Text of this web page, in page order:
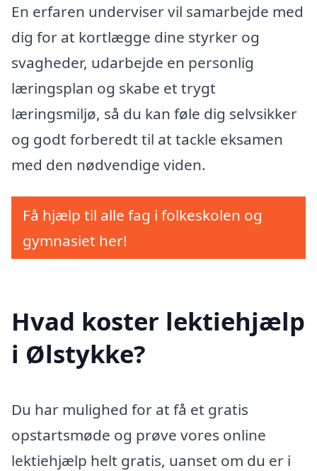
En erfaren underviser vil samarbejde med
dig for at kortlægge dine styrker og
svagheder, udarbejde en personlig
læringsplan og skabe et trygt
læringsmiljø, så du kan føle dig selvsikker
og godt forberedt til at tackle eksamen
med den nødvendige viden.
Få hjælp til alle fag i folkeskolen og
gymnasiet her!
Hvad koster lektiehjælp
i Ølstykke?
Du har mulighed for at få et gratis
opstartsmøde og prøve vores online
lektiehjælp helt gratis, uanset om du er i